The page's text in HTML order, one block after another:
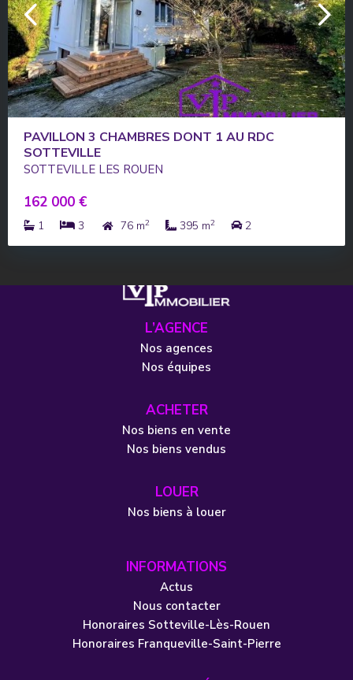
PAVILLON 3 CHAMBRES DONT 1 AU RDC
SOTTEVILLE
SOTTEVILLE LES ROUEN
162 000 €
1 3 76 m2 395 m2 2
L’AGENCE
Nos agences
Nos équipes
ACHETER
Nos biens en vente
Nos biens vendus
LOUER
Nos biens à louer
INFORMATIONS
Actus
Nous contacter
Honoraires Sotteville-Lès-Rouen
Honoraires Franqueville-Saint-Pierre